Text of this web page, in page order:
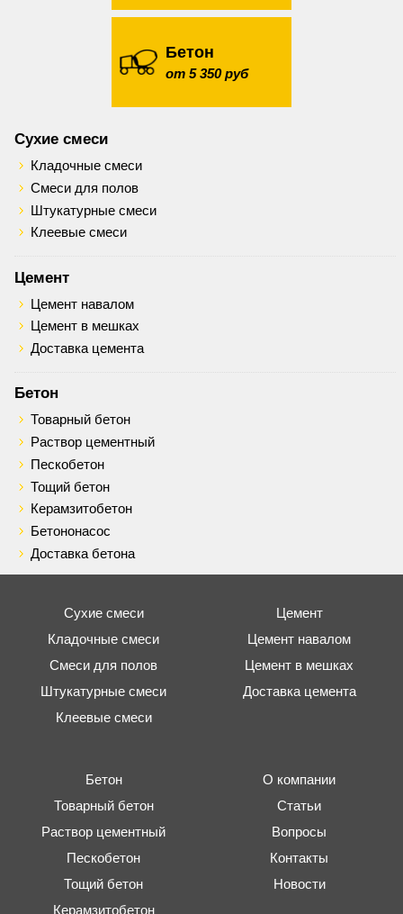
Бетон
от 5 350 руб
Сухие смеси
Кладочные смеси
Смеси для полов
Штукатурные смеси
Клеевые смеси
Цемент
Цемент навалом
Цемент в мешках
Доставка цемента
Бетон
Товарный бетон
Раствор цементный
Пескобетон
Тощий бетон
Керамзитобетон
Бетононасос
Доставка бетона
Сухие смеси
Кладочные смеси
Смеси для полов
Штукатурные смеси
Клеевые смеси
Цемент
Цемент навалом
Цемент в мешках
Доставка цемента
Бетон
Товарный бетон
Раствор цементный
Пескобетон
Тощий бетон
Керамзитобетон
О компании
Статьи
Вопросы
Контакты
Новости